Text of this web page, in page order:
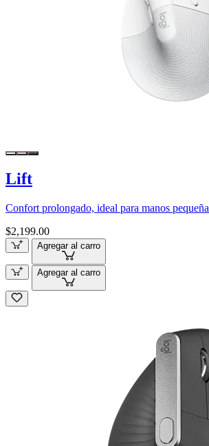
Lift
Confort prolongado, ideal para manos
$2,199.00
Agregar al carro
Agregar al carro